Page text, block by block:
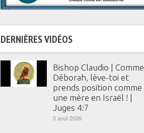
DERNIÈRES VIDÉOS
Bishop Claudio | Comme
Déborah, lève-toi et
prends position comme
une mère en Israël ! |
Juges 4:7
5 août 2026